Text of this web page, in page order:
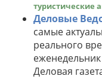
туристические
Деловые
самые
реального
Деловая